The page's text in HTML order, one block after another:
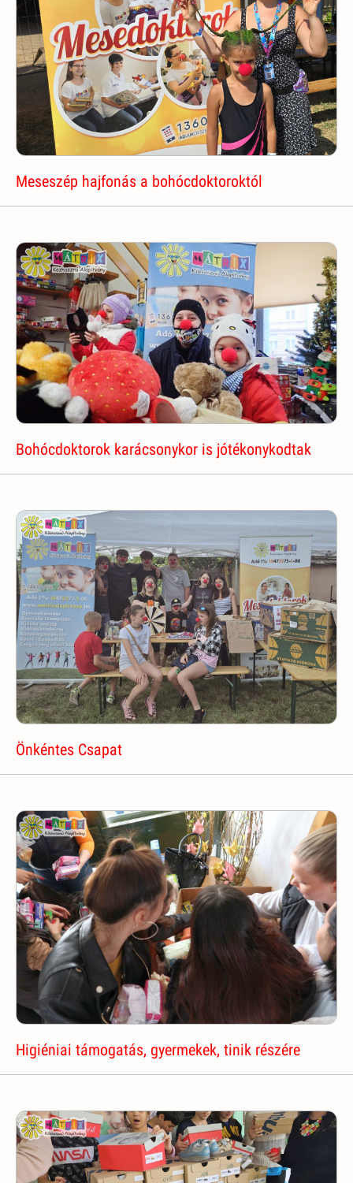
Meseszép hajfonás a bohócdoktoroktól
Bohócdoktorok karácsonykor is jótékonykodtak
Önkéntes Csapat
Higiéniai támogatás, gyermekek, tinik részére